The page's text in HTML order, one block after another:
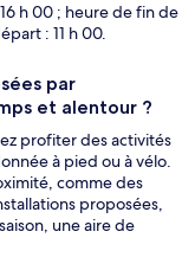
h 00 ; heure de fin de
: 11 h 00.
par
et alentour ?
profiter des activités
à pied ou à vélo.
comme des
proposées,
une aire de